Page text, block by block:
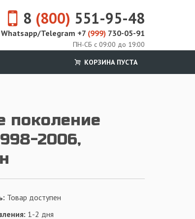
8 (800) 551-95-48
Whatsapp/Telegram +7 (999) 730-05-91
ПН-СБ с 09:00 до 19:00
КОРЗИНА ПУСТА
поколение
2006,
Товар доступен
1-2 дня